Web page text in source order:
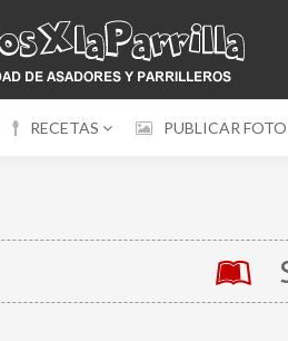
RECETAS PUBLICAR FOTO